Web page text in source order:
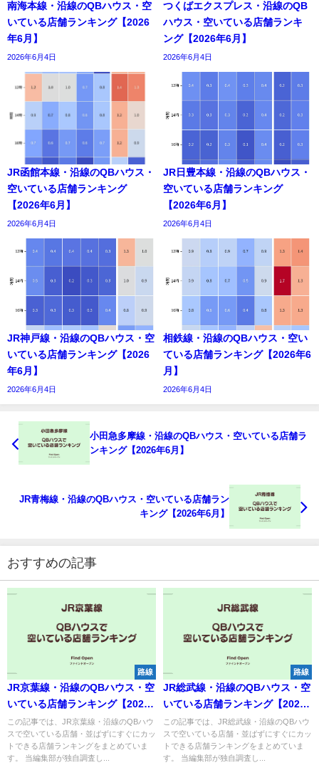
南海本線・沿線のQBハウス・空
いている店舗ランキング【2026
年6月】
2026年6月4日
つくばエクスプレス・沿線のQB
ハウス・空いている店舗ランキ
ング【2026年6月】
2026年6月4日
JR函館本線・沿線のQBハウス・
空いている店舗ランキング
【2026年6月】
2026年6月4日
JR日豊本線・沿線のQBハウス・
空いている店舗ランキング
【2026年6月】
2026年6月4日
JR神戸線・沿線のQBハウス・空
いている店舗ランキング【2026
年6月】
2026年6月4日
相鉄線・沿線のQBハウス・空い
ている店舗ランキング【2026年6
月】
2026年6月4日
小田急多摩線・沿線のQBハウス・空いている店舗ラ
ンキング【2026年6月】
JR青梅線・沿線のQBハウス・空いている店舗ラン
キング【2026年6月】
おすすめの記事
路線
JR京葉線・沿線のQBハウス・空
いている店舗ランキング【2026
年6月】
この記事では、JR京葉線・沿線のQBハウ
スで空いている店舗・並ばずにすぐにカッ
トできる店舗ランキングをまとめていま
す。 当編集部が独自調査し...
路線
JR総武線・沿線のQBハウス・空
いている店舗ランキング【2026
年6月】
この記事では、JR総武線・沿線のQBハウ
スで空いている店舗・並ばずにすぐにカッ
トできる店舗ランキングをまとめていま
す。 当編集部が独自調査し...